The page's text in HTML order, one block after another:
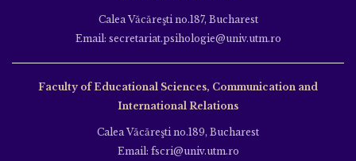
Calea Văcăreşti no.187, Bucharest
Email: secretariat.psihologie@univ.utm.ro
Faculty of Educational Sciences, Communication and
International Relations
Calea Văcăreşti no.189, Bucharest
Email: fscri@univ.utm.ro